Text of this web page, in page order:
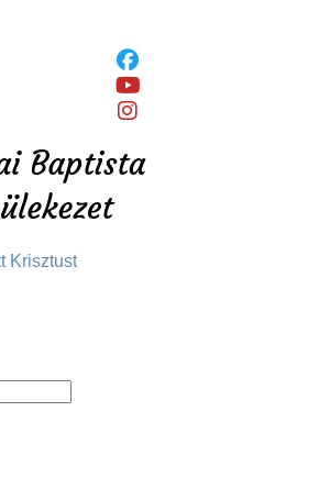
Krisztust